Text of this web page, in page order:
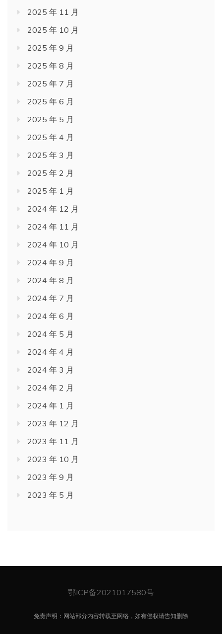
2025 年 11 月
2025 年 10 月
2025 年 9 月
2025 年 8 月
2025 年 7 月
2025 年 6 月
2025 年 5 月
2025 年 4 月
2025 年 3 月
2025 年 2 月
2025 年 1 月
2024 年 12 月
2024 年 11 月
2024 年 10 月
2024 年 9 月
2024 年 8 月
2024 年 7 月
2024 年 6 月
2024 年 5 月
2024 年 4 月
2024 年 3 月
2024 年 2 月
2024 年 1 月
2023 年 12 月
2023 年 11 月
2023 年 10 月
2023 年 9 月
2023 年 5 月
鄂ICP备2021017580号
免责声明：网站部分内容转载至网络，如有侵权请告知删除